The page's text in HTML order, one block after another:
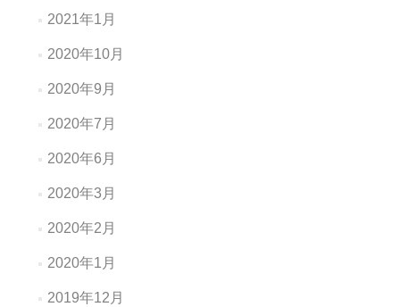
2021年1月
2020年10月
2020年9月
2020年7月
2020年6月
2020年3月
2020年2月
2020年1月
2019年12月